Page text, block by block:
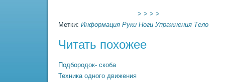
> > > >
Метки: Информация Руки Ноги Упражнения Тело
Читать похожее
Подбородок- скоба
Техника одного движения